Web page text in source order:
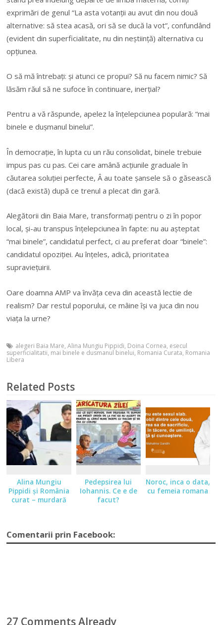
exprimări de genul “La asta votanții au avut din nou două
alternative: să stea acasă, ori să se ducă la vot”, confundând
(evident din superficialitate, nu din neștiință) alternativa cu
opțiunea.
O să mă întrebați: și atunci ce propui? Să nu facem nimic? Să
lăsăm răul să ne sufoce în continuare, inerțial?
Pentru a vă răspunde, apelez la înțelepciunea populară: “mai
binele e dușmanul binelui”.
În democrație, în lupta cu un rău consolidat, binele trebuie
impus pas cu pas. Cei care amână acțiunile graduale în
căutarea soluției perfecte, Â au toate șansele să o găsească
(dacă există) după ce trenul a plecat din gară.
Alegătorii din Baia Mare, transformați pentru o zi în popor
local, și-au transpus înțelepciunea în fapte: nu au așteptat
“mai binele”, candidatul perfect, ci au preferat doar “binele”:
candidatul opoziției. Au înțeles, adică, prioritatea
supraviețuirii.
Oare doamna AMP va învăța ceva din această lectie de
realism? Dar restul poporului, ce mâine își va juca din nou
viața la urne?
alegeri Baia Mare,Alina Mungiu Pippidi, Doina Cornea, esecul
superficialitatii, mai binele e dusmanul binelui, Romania Curata, Romania
Libera
Related Posts
Alina Mungiu
Pippidi şi România
curat – murdară
Pedepsirea lui
Iohannis. Ce e de
facut?
Noroc, inca o data,
cu femeia romana
Comentarii prin Facebook:
27 Comments Already